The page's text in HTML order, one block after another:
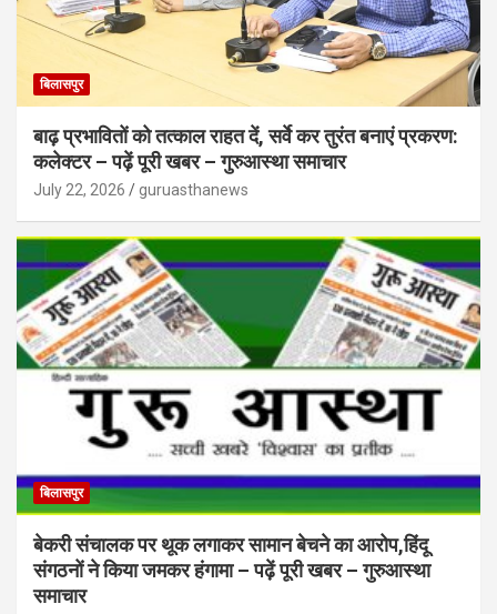
बिलासपुर
बाढ़ प्रभावितों को तत्काल राहत दें, सर्वे कर तुरंत बनाएं प्रकरण:
कलेक्टर – पढ़ें पूरी खबर – गुरुआस्था समाचार
July 22, 2026 guruasthanews
बिलासपुर
बेकरी संचालक पर थूक लगाकर सामान बेचने का आरोप,हिंदू
संगठनों ने किया जमकर हंगामा – पढ़ें पूरी खबर – गुरुआस्था
समाचार